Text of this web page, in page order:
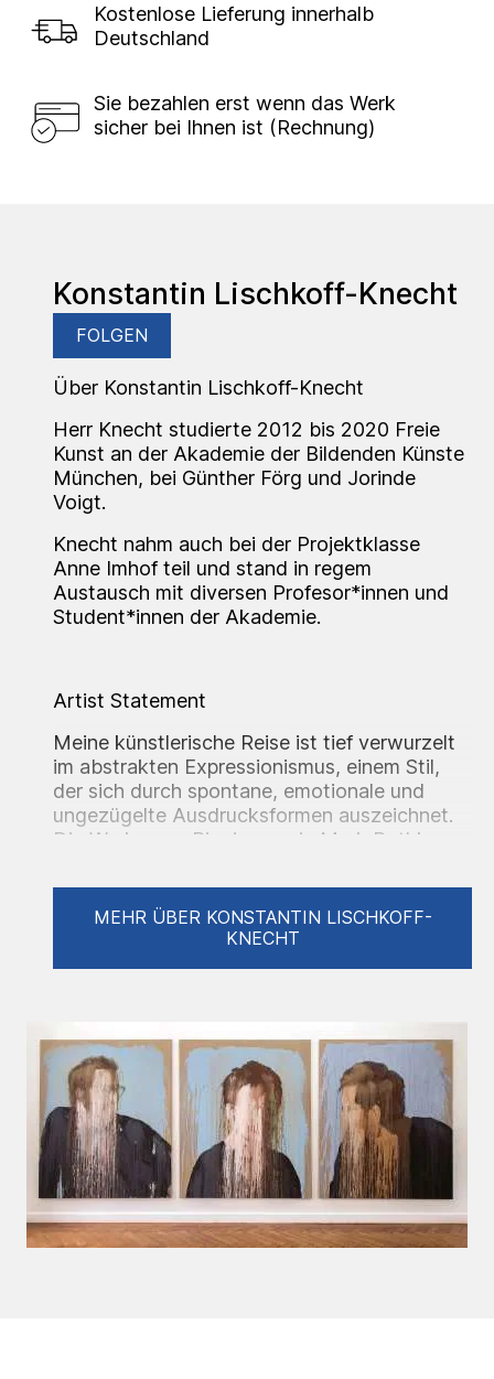
Kostenlose Lieferung innerhalb
Deutschland
Sie bezahlen erst wenn das Werk
sicher bei Ihnen ist (Rechnung)
Konstantin Lischkoff-Knecht
FOLGEN
Über Konstantin Lischkoff-Knecht
Herr Knecht studierte 2012 bis 2020 Freie
Kunst an der Akademie der Bildenden Künste
München, bei Günther Förg und Jorinde
Voigt.
Knecht nahm auch bei der Projektklasse
Anne Imhof teil und stand in regem
Austausch mit diversen Profesor*innen und
Student*innen der Akademie.
Artist Statement
Meine künstlerische Reise ist tief verwurzelt
im abstrakten Expressionismus, einem Stil,
der sich durch spontane, emotionale und
ungezügelte Ausdrucksformen auszeichnet.
Die Werke von Pionieren wie Mark Rothko,
Twombly und Georg Baselitz haben mein
Verständnis und meine Wertschätzung für die
rohe, unmittelbare Kraft der Farbe und Form
und die Emotionen und Gedanken, die mich
bewegen, auf die Leinwand zu bringen. Der
abstrakte Expressionismus bietet mir die
Freiheit, mich jenseits der traditionellen
Formen und Vorstellungen auszudrücken.
Diese Stilrichtung erlaubt es mir, mit Farben,
Texturen und Kompositionen zu
experimentieren, um eine tiefe und oft
intuitive Resonanz zu erzeugen.
MEHR ÜBER KONSTANTIN LISCHKOFF-
KNECHT